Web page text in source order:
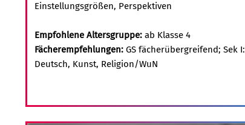
Einstellungsgrößen, Perspektiven
Empfohlene Altersgruppe: ab Klasse 4
Fächerempfehlungen: GS fächerübergreifend; Sek I:
Deutsch, Kunst, Religion/WuN